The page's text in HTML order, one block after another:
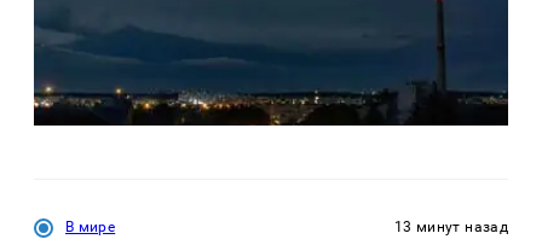
В мире 13 минут назад